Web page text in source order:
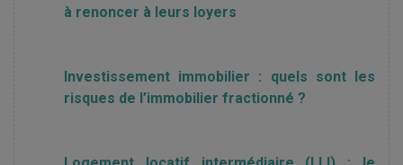
à renoncer à leurs loyers
Investissement immobilier : quels sont les
risques de l’immobilier fractionné ?